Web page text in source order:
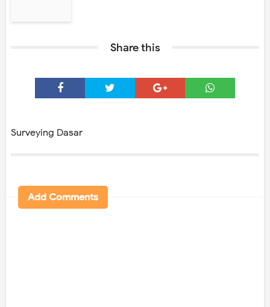
Share this
Surveying Dasar
Add Comments